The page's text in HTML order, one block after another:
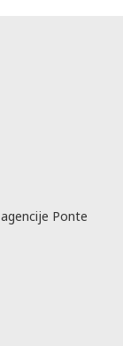
agencije Ponte